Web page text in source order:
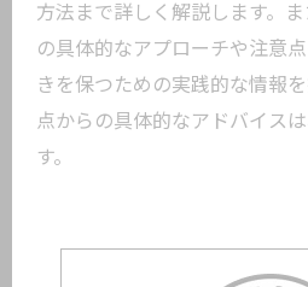
方法まで詳しく解説します。
の具体的なアプローチや注意
きを保つための実践的な情報
点からの具体的なアドバイス
す。